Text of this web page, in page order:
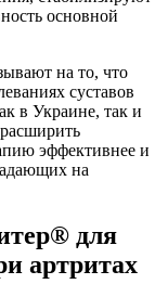
основной
на то, что
суставов
в Украине, так и
эффективнее и
на
для
артритах